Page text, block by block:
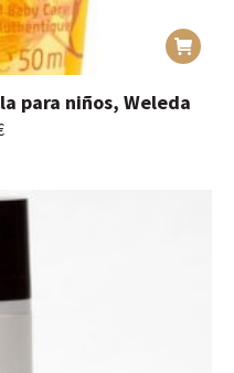
para niños, Weleda